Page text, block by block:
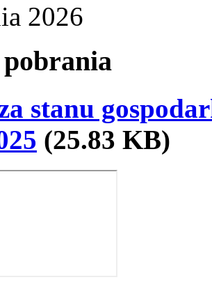
2026
stanu
(25.83 KB)